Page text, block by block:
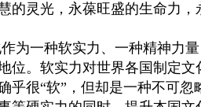
的灵光，永葆旺盛的生命力，
为一种软实力、一种精神力
位。软实力对世界各国制定文
乎很“软”，但却是一种不可忽